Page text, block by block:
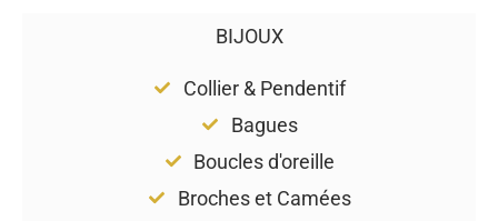
BIJOUX
Collier & Pendentif
Bagues
Boucles d'oreille
Broches et Camées